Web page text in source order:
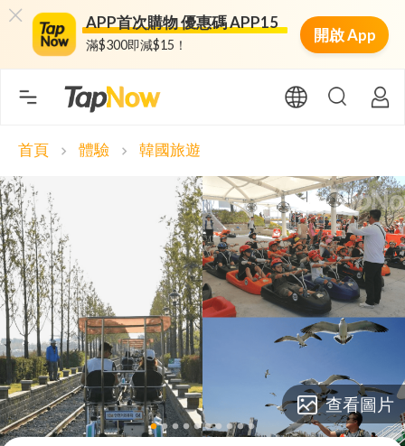
APP首次購物 優惠碼 APP15
滿$300即減$15！
開啟 App
首頁 chevron_right 體驗 chevron_right 韓國旅遊
lens lens lens lens lens lens lens lens lens lens
查看圖片